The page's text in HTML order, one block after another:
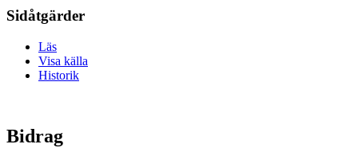
Sidåtgärder
Läs
Visa källa
Historik
Bidrag